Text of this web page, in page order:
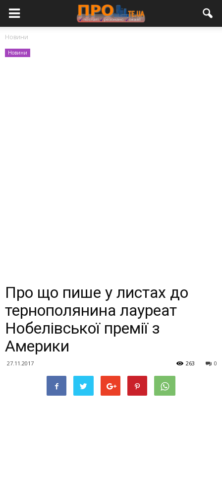
Новини
Новини
Про що пише у листах до
тернополянина лауреат
Нобелівської премії з
Америки
27.11.2017 0
263